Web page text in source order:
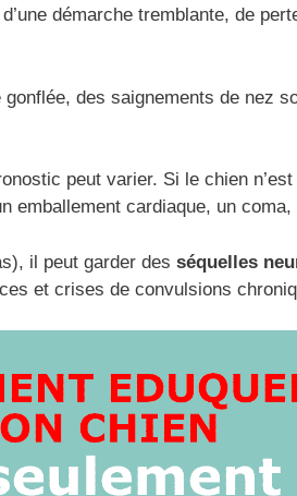
démarche tremblante, de
des saignements de nez
peut varier. Si le chien
emballement cardiaque, un
il peut garder des séquelles
et crises de convulsions